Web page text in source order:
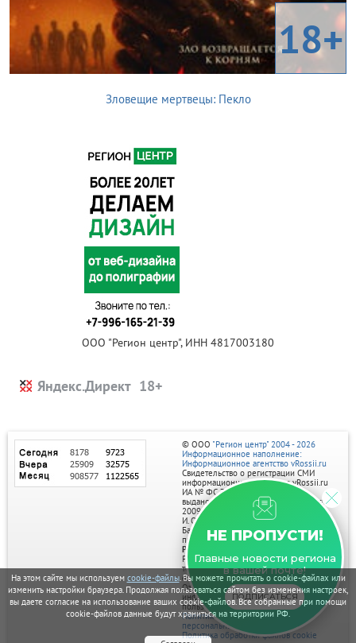
На этом сайте мы используем cookie-файлы. Вы можете прочитать о cookie-файлах или
изменить настройки браузера. Продолжая пользоваться сайтом без изменения настроек,
вы даете согласие на использование ваших cookie-файлов. Все собранные при помощи
cookie-файлов данные будут храниться на территории РФ.
18+
Зловещие мертвецы: Пекло
ООО "Регион центр", ИНН 4817003180
Яндекс.Директ
НЕ ПРОПУСТИ!
Главные новости региона
в вашей почте!
ПОДПИСАТЬСЯ
© ООО "Регион центр" 2004 - 2026
Информационное наполнение:
Информационное агентство vRossii.ru
Свидетельство о регистрации СМИ
информационного агентства vRossii.ru
ИА № ФС 77‑35502
выдано РОСКОМНАДЗОРом 04 марта
2009г.
И. О. Главного редактора Нарыков А. Н.
Баннеры на портале размещаются на
правах рекламы.
Реклама на портале:
Рекламное агентство "Умный маркетинг"
тел. 7-910-267-70-40,
email: umnyy.marketing@yandex.ru
Отдельные публикации могут содержать
информацию, не предназначенную для
пользователей до 18 лет.
Политика в отношении обработки
персональных данных
Политика обработки файлов cookie